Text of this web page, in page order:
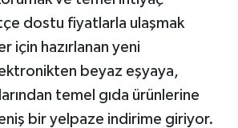
dostu fiyatlarla ulaşmak
için hazırlanan yeni
beyaz eşyaya,
temel gıda ürünlerine
bir yelpaze indirime giriyor.